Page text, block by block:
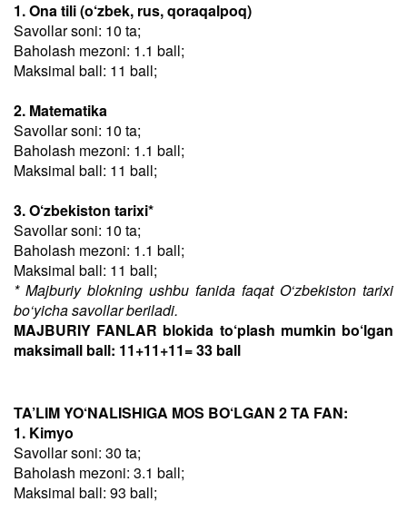
1. Ona tili (o‘zbek, rus, qoraqalpoq)
Savollar soni: 10 ta;
Baholash mezoni: 1.1 ball;
Maksimal ball: 11 ball;
2. Matematika
Savollar soni: 10 ta;
Baholash mezoni: 1.1 ball;
Maksimal ball: 11 ball;
3. O‘zbekiston tarixi*
Savollar soni: 10 ta;
Baholash mezoni: 1.1 ball;
Maksimal ball: 11 ball;
* Majburiy blokning ushbu fanida faqat O‘zbekiston tarixi
bo‘yicha savollar beriladi.
MAJBURIY FANLAR blokida to‘plash mumkin bo‘lgan
maksimall ball: 11+11+11= 33 ball
TA’LIM YO‘NALISHIGA MOS BO‘LGAN 2 TA FAN:
1. Kimyo
Savollar soni: 30 ta;
Baholash mezoni: 3.1 ball;
Maksimal ball: 93 ball;